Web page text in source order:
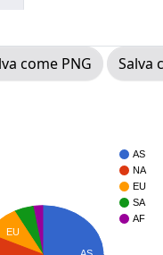
come PNG
Salva
AS
NA
EU
SA
AF
AS
EU